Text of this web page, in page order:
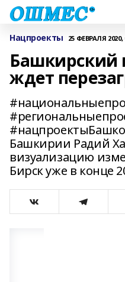
Нацпроекты 25 ФЕВРАЛЯ 2020,
Башкирский
ждет
Башкирии Радий
визуализацию
Бирск уже в конце